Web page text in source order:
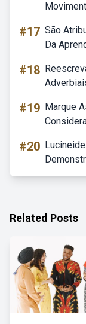
#17 São
Da
#18
#19 Marque
#20
Related Posts